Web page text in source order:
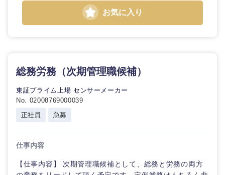
お気に入り
総務労務（次期管理職候補）
東証プライム上場 センサーメーカー
No. 02008769000039
正社員
急募
仕事内容
【仕事内容】 次期管理職候補として、総務と労務の両方